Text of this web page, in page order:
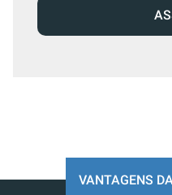
VANTAGENS